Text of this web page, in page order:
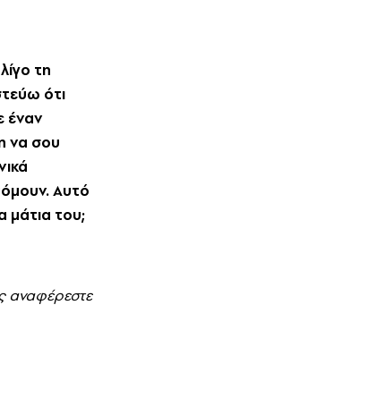
τη
ότι
έναν
να σου
Aυτό
μάτια του;
αναφέρεστε